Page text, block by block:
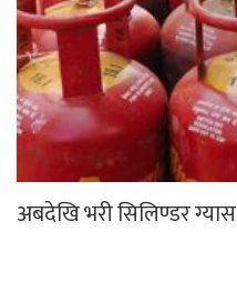
अबदेखि भरी सिलिण्डर ग्यास